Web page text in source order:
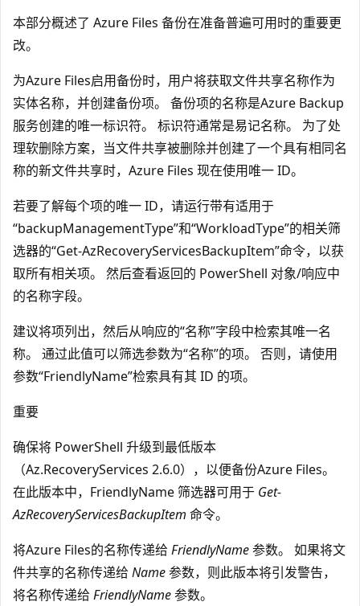
本部分概述了 Azure Files 备份在准备普遍可用时的重要更
改。
为Azure Files启用备份时，用户将获取文件共享名称作为
实体名称，并创建备份项。 备份项的名称是Azure Backup
服务创建的唯一标识符。 标识符通常是易记名称。 为了处
理软删除方案，当文件共享被删除并创建了一个具有相同名
称的新文件共享时，Azure Files 现在使用唯一 ID。
若要了解每个项的唯一 ID，请运行带有适用于
“backupManagementType”和“WorkloadType”的相关筛
选器的“Get-AzRecoveryServicesBackupItem”命令，以获
取所有相关项。 然后查看返回的 PowerShell 对象/响应中
的名称字段。
建议将项列出，然后从响应的“名称”字段中检索其唯一名
称。 通过此值可以筛选参数为“名称”的项。 否则，请使用
参数“FriendlyName”检索具有其 ID 的项。
重要
确保将 PowerShell 升级到最低版本
（Az.RecoveryServices 2.6.0），以便备份Azure Files。
在此版本中，FriendlyName 筛选器可用于 Get-
AzRecoveryServicesBackupItem 命令。
将Azure Files的名称传递给 FriendlyName参数。 如果将文
件共享的名称传递给 Name参数，则此版本将引发警告，
将名称传递给 FriendlyName参数。